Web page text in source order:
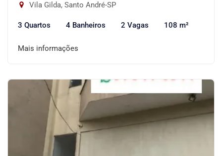
Vila Gilda, Santo André-SP
3 Quartos 4 Banheiros 2 Vagas 108 m²
Mais informações